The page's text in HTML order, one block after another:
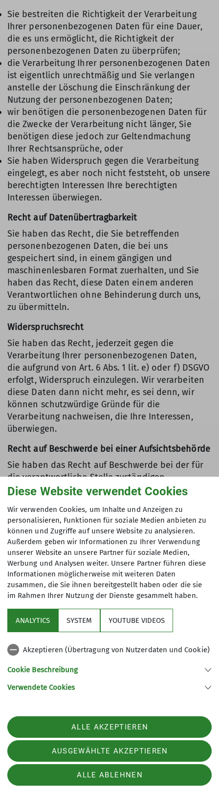
Sie bestreiten die Richtigkeit der Verarbeitung
Ihrer personenbezogenen Daten für eine Dauer,
die es uns ermöglicht, die Richtigkeit der
personenbezogenen Daten zu überprüfen;
die Verarbeitung Ihrer personenbezogenen Daten
ist eigentlich unrechtmäßig und Sie verlangen
anstelle der Löschung die Einschränkung der
Nutzung der personenbezogenen Daten;
wir benötigen die personenbezogenen Daten für
die Zwecke der Verarbeitung nicht länger, Sie
benötigen diese jedoch zur Geltendmachung
Ihrer Rechtsansprüche, oder
Sie haben Widerspruch gegen die Verarbeitung
eingelegt, es aber noch nicht feststeht, ob unsere
berechtigten Interessen Ihre berechtigten
Interessen überwiegen.
Recht auf Datenübertragbarkeit
Sie haben das Recht, die Sie betreffenden
personenbezogenen Daten, die bei uns
gespeichert sind, in einem gängigen und
maschinenlesbaren Format zuerhalten, und Sie
haben das Recht, diese Daten einem anderen
Verantwortlichen ohne Behinderung durch uns,
zu übermitteln.
Widerspruchsrecht
Sie haben das Recht, jederzeit gegen die
Verarbeitung Ihrer personenbezogenen Daten,
die aufgrund von Art. 6 Abs. 1 lit. e) oder f) DSGVO
erfolgt, Widerspruch einzulegen. Wir verarbeiten
diese Daten dann nicht mehr, es sei denn, wir
können schutzwürdige Gründe für die
Verarbeitung nachweisen, die Ihre Interessen,
überwiegen.
Recht auf Beschwerde bei einer Aufsichtsbehörde
Sie haben das Recht auf Beschwerde bei der für
die verantwortliche Stelle zuständigen
Datenschutzaufsichtsbehörde.
Weitere Informationen und Kontakte
Wenn Sie weitere Fragen zum Thema
"Datenschutz in der/dem Sektion Chemnitz des
Deutschen Alpenvereins e.V." haben, wenden Sie
sich gerne an uns. Sie können per E-Mail
(info@dav-chemnitz.de) erfragen, welche Ihrer
und Löschungs-bzw. Berichtigungswünsche zu
Was ist wo zu finden
Sektion Chemnitz des Deutschen Alpenvereins e.V.
Zieschestr. 37
Diese Website verwendet Cookies
Wir verwenden Cookies, um Inhalte und Anzeigen zu
personalisieren, Funktionen für soziale Medien anbieten zu
können und Zugriffe auf unsere Website zu analysieren.
Außerdem geben wir Informationen zu Ihrer Verwendung
unserer Website an unsere Partner für soziale Medien,
Werbung und Analysen weiter. Unsere Partner führen diese
Informationen möglicherweise mit weiteren Daten
zusammen, die Sie ihnen bereitgestellt haben oder die sie
im Rahmen Ihrer Nutzung der Dienste gesammelt haben.
ANALYTICS SYSTEM YOUTUBE VIDEOS
Akzeptieren (Übertragung von Nutzerdaten und Cookie)
Cookie Beschreibung
Verwendete Cookies
ALLE AKZEPTIEREN
AUSGEWÄHLTE AKZEPTIEREN
ALLE ABLEHNEN